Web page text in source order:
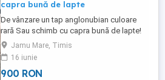
capra bună de lapte
De vânzare un tap anglonubian culoare
rară Sau schimb cu capra bună de lapte!
Jamu Mare, Timis
16 iunie
900 RON